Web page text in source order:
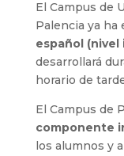
El Campus de
Palencia ya ha
español (nivel
desarrollará
horario de
El Campus de
componente
los alumnos y